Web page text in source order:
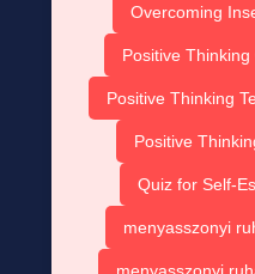
Overcoming
Positive Thinking
Positive Thinking
Positive
Quiz for Self-
menyasszonyi
menyasszonyi